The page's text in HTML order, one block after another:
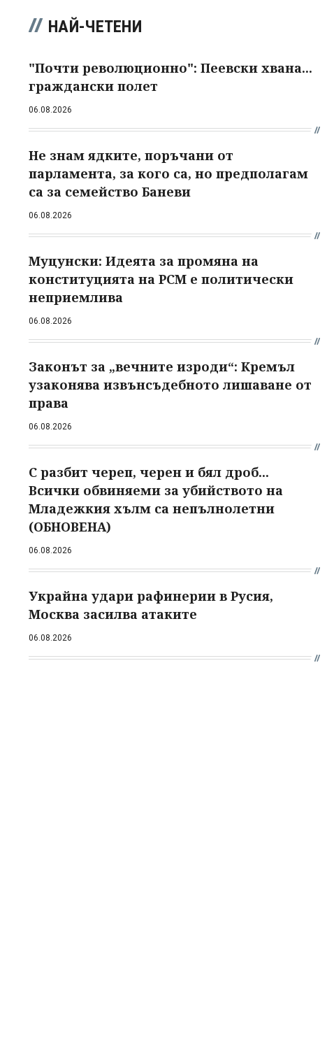
НАЙ-ЧЕТЕНИ
"Почти революционно": Пеевски хвана...
граждански полет
06.08.2026
Не знам ядките, поръчани от
парламента, за кого са, но предполагам
са за семейство Баневи
06.08.2026
Муцунски: Идеята за промяна на
конституцията на РСМ е политически
неприемлива
06.08.2026
Законът за „вечните изроди“: Кремъл
узаконява извънсъдебното лишаване от
права
06.08.2026
С разбит череп, черен и бял дроб...
Всички обвиняеми за убийството на
Младежкия хълм са непълнолетни
(ОБНОВЕНА)
06.08.2026
Украйна удари рафинерии в Русия,
Москва засилва атаките
06.08.2026